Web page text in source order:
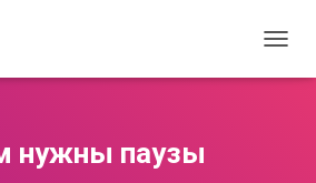
нужны паузы